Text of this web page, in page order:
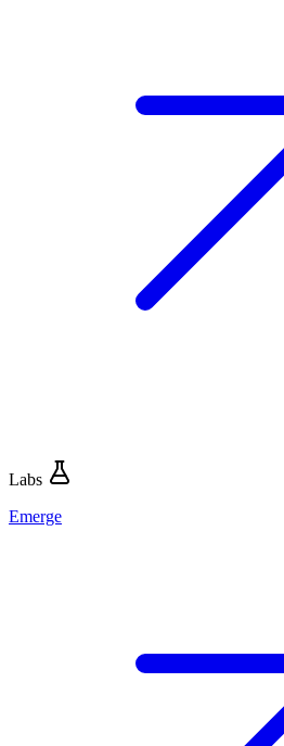
Labs
Emerge